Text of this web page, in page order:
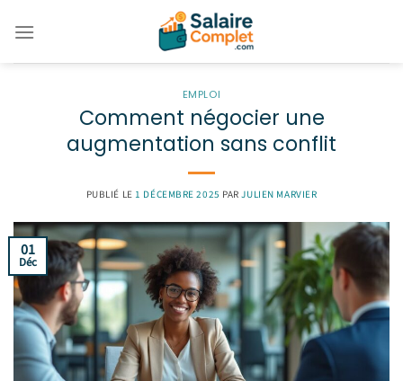
EMPLOI
Comment négocier une
augmentation sans conflit
PUBLIÉ LE 1 DÉCEMBRE 2025 PARJULIEN MARVIER
01
Déc